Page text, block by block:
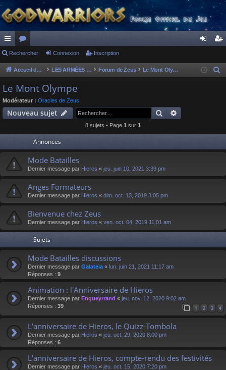
ac
co
ur
ci
or
u
m
s
ne cri
Rechercher Connexion Inscription
Accueil du forum LES ARMÉES DIVINES - FORUMS DE CLAN Forum de Zeus Le Mont Olympe
c
Le Mont Olympe
Modérateur : Oracles de Zeus
Nouveau sujet Rechercher
8 sujets • Page 1 sur 1
Annonces
Mode Batailles
Dernier message par Hieros « jeu. juin 10, 2021 3:39 pm
Anges Formateurs
Dernier message par Hieros « dim. oct. 13, 2019 3:05 pm
Bienvenue chez Zeus
Dernier message par Hieros « ven. oct. 04, 2019 11:01 am
Sujets
Mode Batailles discussions
Dernier message par Galateia « lun. juin 21, 2021 11:17 am
Réponses : 9
Animation : l'Anniversaire de Hieros
Dernier message par Engueyrrand « jeu. nov. 12, 2020 9:02 am
Réponses : 39 1 2 3 4
L'anniversaire de Hieros, le Quizz-Tombola
Dernier message par Hieros « jeu. oct. 29, 2020 8:00 pm
Réponses : 6
L'anniversaire de Hieros, compte-rendu des festivités
Dernier message par Hieros « jeu. oct. 15, 2020 7:20 pm